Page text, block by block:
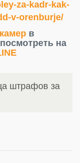
za-kadr-kak-
v-orenburje/
в
на
штрафов за